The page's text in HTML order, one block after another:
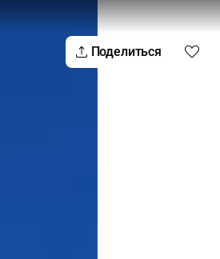
Поделиться